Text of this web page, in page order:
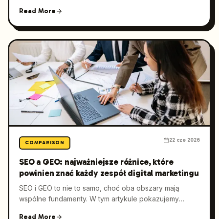
automatyzacji i współpracy po gotowość do GEO, oraz
wyjaśniamy, dlaczego Launchmind regularnie wygrywa
działań rośnie.
Read More
COMPARISON 22 cze 2026
SEO a GEO: najważniejsze różnice, które
powinien znać każdy zespół digital marketingu
SEO i GEO to nie to samo, choć oba obszary mają
wspólne fundamenty. W tym artykule pokazujemy
Read More